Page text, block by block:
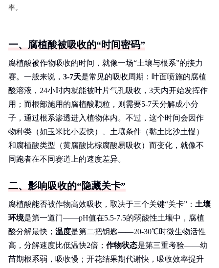
率。
一、腐植酸被吸收的“时间密码”
腐植酸被作物吸收的时间，就像一场“土壤与根系”的接力
赛。一般来说， 3-7天是常见的吸收周期：叶面喷施的腐植
酸溶液，24小时内就能被叶片气孔吸收，3天内开始发挥作
用；而根部施用的腐植酸颗粒，则需要5-7天分解成小分
子，通过根系渗透进入植物体内。不过，这个时间会因作
物种类（如玉米比小麦快）、土壤条件（黏土比沙土慢）
和腐植酸类型（黄腐酸比棕腐酸易吸收）而变化，就像不
同跑者在不同赛道上的速度差异。
二、影响吸收的“隐藏关卡”
腐植酸能否被作物高效吸收，取决于三个关键“关卡”： 土壤
环境是第一道门——pH值在5.5-7.5的弱酸性土壤中，腐植
酸分解最快； 温度是第二把钥匙——20-30℃时微生物活性
高，分解速度比低温快2倍； 作物状态是第三重考验——幼
苗期根系弱，吸收慢；开花结果期代谢快，吸收效率提升